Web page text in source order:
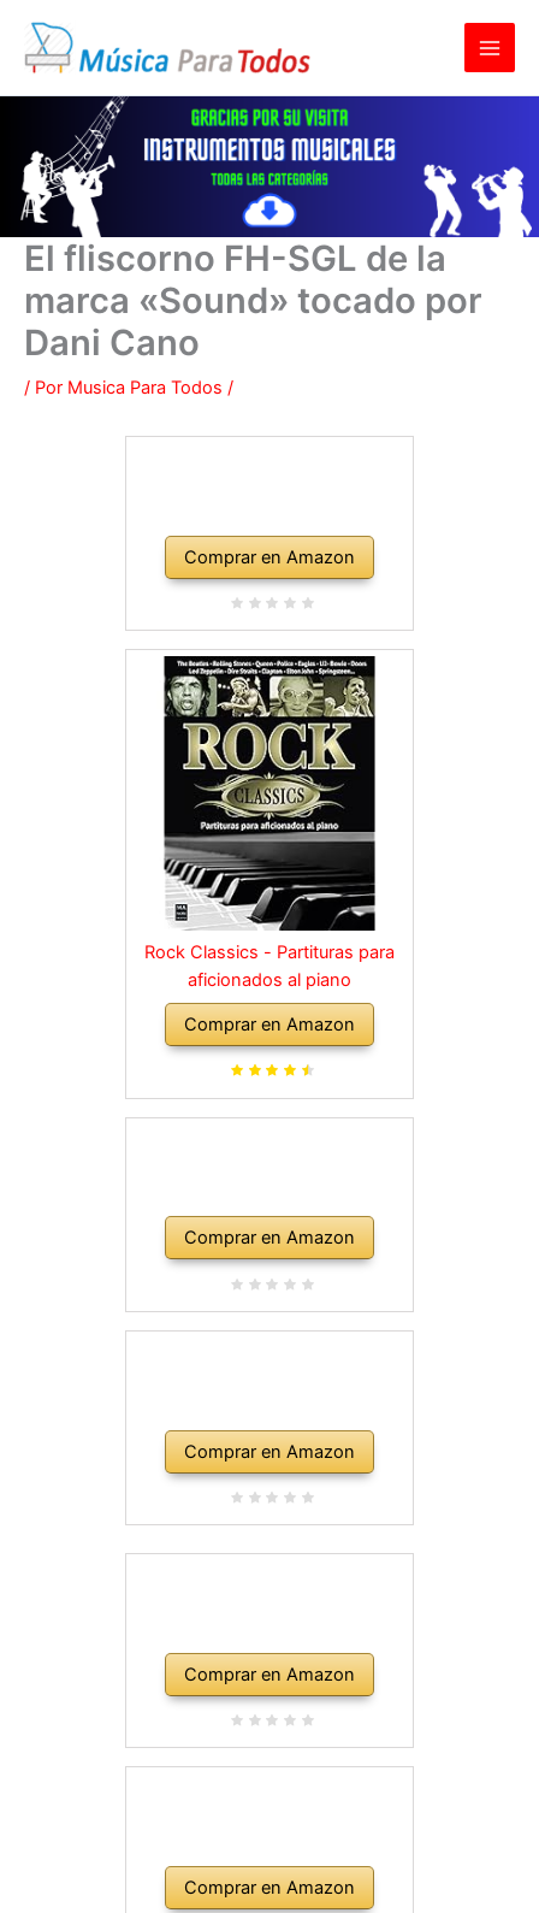
contenido
El fliscorno FH-SGL de la
marca «Sound» tocado por
Dani Cano
/ Por Musica Para Todos /
Comprar en Amazon
Rock Classics - Partituras para
aficionados al piano
Comprar en Amazon
Comprar en Amazon
Comprar en Amazon
Comprar en Amazon
Comprar en Amazon